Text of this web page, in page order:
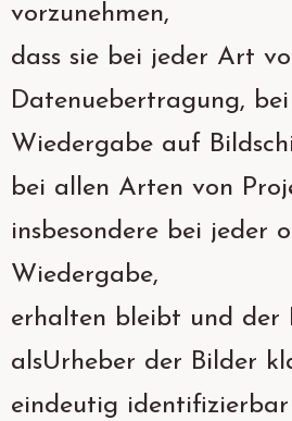
vorzunehmen,
dass sie bei jeder Art
Datenuebertragung,
Wiedergabe auf
bei allen Arten von
insbesondere bei jeder
Wiedergabe,
erhalten bleibt und der
alsUrheber der Bilder
eindeutig identifizierbar